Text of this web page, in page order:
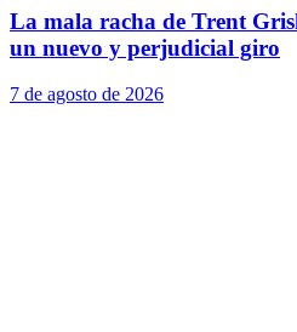
La mala racha de Trent
un nuevo y perjudicial giro
7 de agosto de 2026